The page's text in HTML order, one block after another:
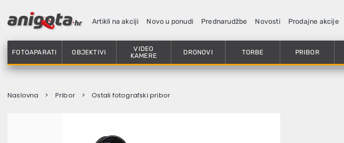
Artikli na akciji Novo u ponudi Prednarudžbe Novosti Prodajne akcije
FOTOAPARATI OBJEKTIVI
VIDEO
KAMERE
DRONOVI TORBE PRIBOR
Naslovna Pribor Ostali fotografski pribor